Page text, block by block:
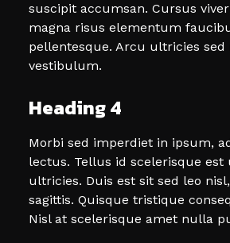
suscipit accumsan. Cursus
magna risus elementum
pellentesque. Arcu ultricies sed
vestibulum.
Heading 4
Morbi sed imperdiet in ipsum,
lectus. Tellus id scelerisque est
ultricies. Duis est sit sed leo
sagittis. Quisque tristique
Nisl at scelerisque amet nulla